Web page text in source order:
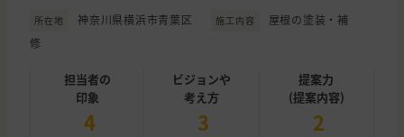
所在地 神奈川県横浜市青葉区 施工内容
屋根の塗装・補
修
担当者の
印象
4
ビジョンや
考え方
3
提案力
(提案内容)
2